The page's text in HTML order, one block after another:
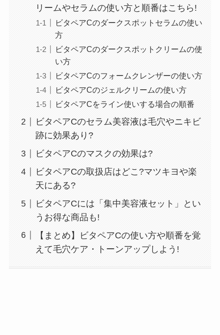
リームやセラムの使い方と順番はこちら!
ビタペアCのダークスポットセラムの使い
方
ビタペアCのダークスポットクリームの使
い方
ビタペアCのフォームクレンザーの使い方
ビタペアCのジェルクリームの使い方
ビタペアCをライン使いする場合の順番
ビタペアCのセラム美容液は毛穴やニキビ
跡に効果あり?
ビタペアCのマスクの効果は?
ビタペアCの取扱店はどこ?マツキヨや楽
天にある?
ビタペアCには「集中美容液セット」とい
うお得な商品も!
【まとめ】ビタペアCの使い方や順番を覚
えて毛穴ケア・トーンアップしよう!